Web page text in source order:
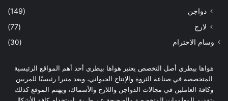
دواجن
(149)
لارج
(77)
وسام الاحترام (30)
هواها بيطري أصل التخصص يعتبر هواها بيطري أحد أهم المواقع الرئيسية
المتخصصة في صناعة الثروة والإنتاج الحيواني، ويعد منبرا رئيسيًا للمربين
وكافة العاملين في مجالات الدواجن واللارج والأسماك، ويهتم الموقع كذلك